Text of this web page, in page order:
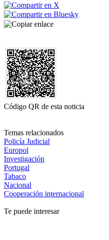
Código QR de esta noticia
Temas relacionados
Policía Judicial
Europol
Investigación
Portugal
Tabaco
Nacional
Cooperación internacional
Te puede interesar